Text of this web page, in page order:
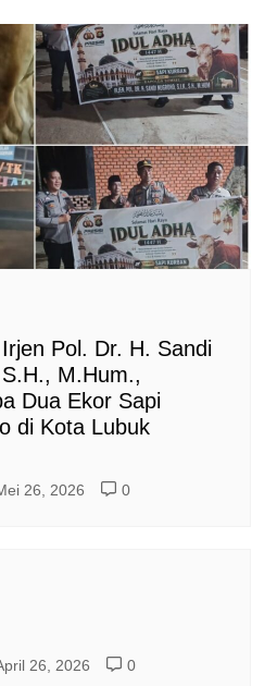
Pol. Dr. H. Sandi
M.Hum.,
Dua Ekor Sapi
di Kota Lubuk
26, 2026 0
26, 2026 0